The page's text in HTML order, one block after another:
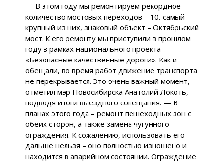
— В этом году мы ремонтируем рекордное
количество мостовых переходов – 10, самый
крупный из них, знаковый объект – Октябрьский
мост. К его ремонту мы приступили в прошлом
году в рамках национального проекта
«Безопасные качественные дороги». Как и
обещали, во время работ движение транспорта
не перекрывается. Это очень важный момент, —
отметил мэр Новосибирска Анатолий Локоть,
подводя итоги выездного совещания. — В
планах этого года – ремонт пешеходных зон с
обеих сторон, а также замена чугунного
ограждения. К сожалению, использовать его
дальше нельзя – оно полностью изношено и
находится в аварийном состоянии. Ограждение